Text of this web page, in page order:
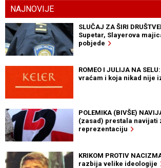
NAJNOVIJE
SLUČAJ ZA ŠIRI
Supetar, Slayerova
pobjede
ROMEO I JULIJA NA
vraćam i koja nikad nije
POLEMIKA (BIVŠE)
(zasad) prestala navijati
reprezentaciju
KRIKOM PROTIV
razbija velike ideologije